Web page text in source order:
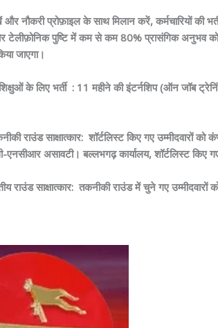
और नौकरी प्रोफ़ाइल के साथ मिलान करें, कर्मचारियों की
पुष्टि में कम से कम 80% प्रासंगिक अनुभव को
जाएगा।
के लिए भर्ती : 11 महीने की इंटर्नशिप (ऑन जॉब
राउंड साक्षात्कार: शॉर्टलिस्ट किए गए उम्मीदवारों
एनसीआर असावटी। बल्लभगढ़ कार्यालय, शॉर्टलिस्ट किए
राउंड साक्षात्कार: तकनीकी राउंड में चुने गए